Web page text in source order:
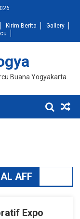
Kirim Berita
Gallery
Buana Yogyakarta
AFF
Expo